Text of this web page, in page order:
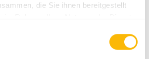
die Sie ihnen bereitgestellt
by dragging along the surplus
uses house crickets, banded crickets
farms breed crickets on a mixture